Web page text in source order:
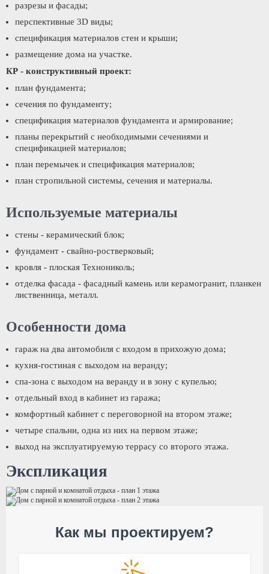
разрезы и фасады;
перспективные 3D виды;
спецификация материалов стен и крыши;
размещение дома на участке.
КР - конструктивный проект:
план фундамента;
сечения по фундаменту;
спецификация материалов фундамента и армирование;
планы перекрытий с необходимыми сечениями и
спецификацией материалов;
план перемычек и спецификация материалов;
план стропильной системы, сечения и материалы.
Используемые материалы
стены - керамический блок;
фундамент - свайно-ростверковый;
кровля - плоская Технониколь;
отделка фасада - фасадный камень или керамогранит, планкен
лиственница, металл.
Особенности дома
гараж на два автомобиля с входом в прихожую дома;
кухня-гостиная с выходом на веранду;
спа-зона с выходом на веранду и в зону с купелью;
отдельный вход в кабинет из гаража;
комфортный кабинет с переговорной на втором этаже;
четыре спальни, одна из них на первом этаже;
выход на эксплуатируемую террасу со второго этажа.
Экспликация
Как мы проектируем?